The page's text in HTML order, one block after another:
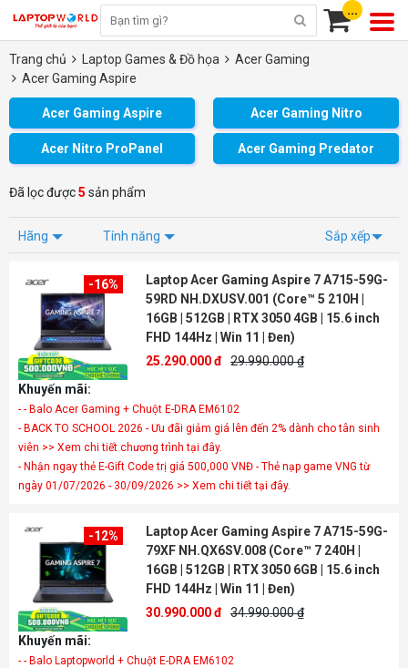
...
Trang chủ Laptop Games & Đồ họa
Acer Gaming
Acer Gaming Aspire
Acer Gaming Aspire Acer Gaming Nitro
Acer Nitro ProPanel Acer Gaming Predator
Đã lọc được5 sản phẩm
Hãng Tính năng Sắp xếp
-16%
Laptop Acer Gaming Aspire 7 A715-59G-
59RD NH.DXUSV.001 (Core™ 5 210H |
16GB | 512GB | RTX 3050 4GB | 15.6 inch
FHD 144Hz | Win 11 | Đen)
25.290.000 đ 29.990.000 ₫
Khuyến mãi:
- - Balo Acer Gaming + Chuột E-DRA EM6102
- BACK TO SCHOOL 2026 - Ưu đãi giảm giá lên đến 2% dành cho tân sinh
viên >> Xem chi tiết chương trình tại đây.
- Nhận ngay thẻ E-Gift Code trị giá 500,000 VNĐ - Thẻ nạp game VNG từ
ngày 01/07/2026 - 30/09/2026 >> Xem chi tiết tại đây.
-12%
Laptop Acer Gaming Aspire 7 A715-59G-
79XF NH.QX6SV.008 (Core™ 7 240H |
16GB | 512GB | RTX 3050 6GB | 15.6 inch
FHD 144Hz | Win 11 | Đen)
30.990.000 đ 34.990.000 ₫
Khuyến mãi:
- - Balo Laptopworld + Chuột E-DRA EM6102